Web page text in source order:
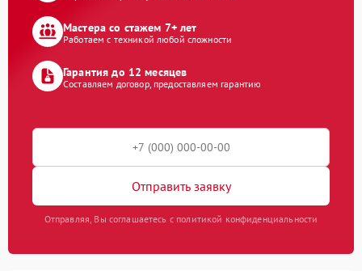
Мастера со стажем 7+ лет
Работаем с техникой любой сложности
Гарантия до 12 месяцев
Составляем договор, предоставляем гарантию
Отправить заявку
Отправляя, Вы соглашаетесь с политикой конфиденциальности